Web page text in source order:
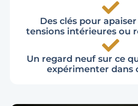
Des clés pour
tensions intérieures ou
Un regard neuf sur ce
expérimenter dans